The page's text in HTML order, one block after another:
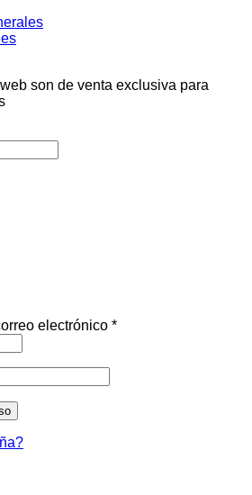
son de venta exclusiva para
electrónico *Obligatorio